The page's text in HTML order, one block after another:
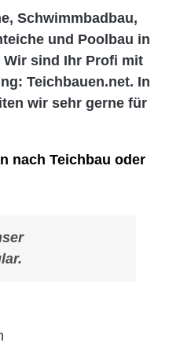
Schwimmbadbau,
und Poolbau in
sind Ihr Profi mit
Teichbauen.net. In
wir sehr gerne für
nach Teichbau oder